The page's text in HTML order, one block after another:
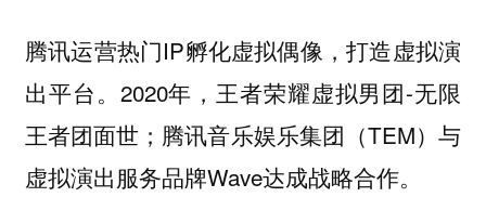
腾讯运营热门IP孵化虚拟偶像，打造虚拟演
出平台。2020年，王者荣耀虚拟男团-无限
王者团面世；腾讯音乐娱乐集团（TEM）与
虚拟演出服务品牌Wave达成战略合作。